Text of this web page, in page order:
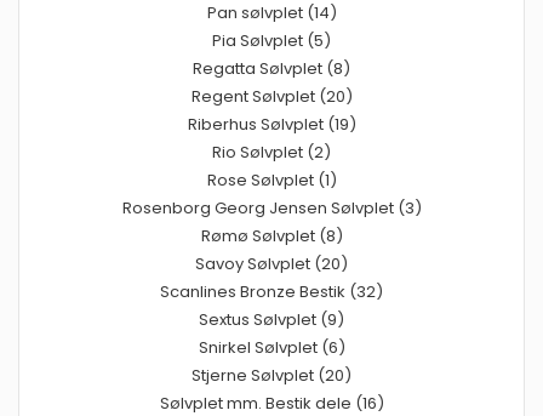
Pan sølvplet (14)
Pia Sølvplet (5)
Regatta Sølvplet (8)
Regent Sølvplet (20)
Riberhus Sølvplet (19)
Rio Sølvplet (2)
Rose Sølvplet (1)
Rosenborg Georg Jensen Sølvplet (3)
Rømø Sølvplet (8)
Savoy Sølvplet (20)
Scanlines Bronze Bestik (32)
Sextus Sølvplet (9)
Snirkel Sølvplet (6)
Stjerne Sølvplet (20)
Sølvplet mm. Bestik dele (16)